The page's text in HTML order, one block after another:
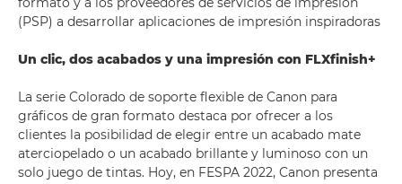
(PSP) a desarrollar aplicaciones de impresión inspiradoras
Un clic, dos acabados y una impresión con FLXfinish+
La serie Colorado de soporte flexible de Canon para
gráficos de gran formato destaca por ofrecer a los
clientes la posibilidad de elegir entre un acabado mate
aterciopelado o un acabado brillante y luminoso con un
solo juego de tintas. Hoy, en FESPA 2022, Canon presenta